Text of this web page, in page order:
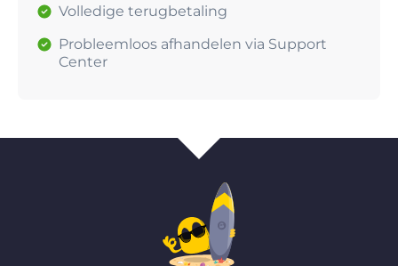
Volledige terugbetaling
Probleemloos afhandelen via Support
Center